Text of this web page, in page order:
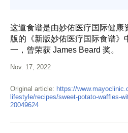
这道食谱是由妙佑医疗国际健康
版的《新版妙佑医疗国际食谱》
一，曾荣获 James Beard 奖。
Nov. 17, 2022
Original article: https://
lifestyle/recipes/sweet-potato-waffles-
20049624